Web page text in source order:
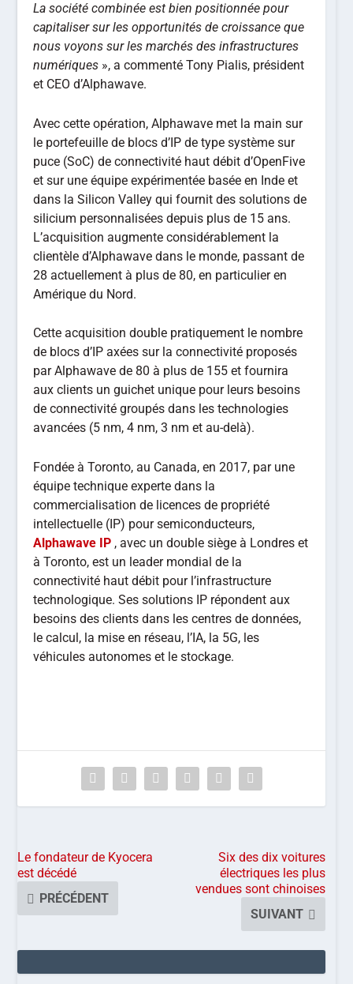
La société combinée est bien positionnée pour
capitaliser sur les opportunités de croissance que
nous voyons sur les marchés des infrastructures
numériques », a commenté Tony Pialis, président
et CEO d’Alphawave.
Avec cette opération, Alphawave met la main sur
le portefeuille de blocs d’IP de type système sur
puce (SoC) de connectivité haut débit d’OpenFive
et sur une équipe expérimentée basée en Inde et
dans la Silicon Valley qui fournit des solutions de
silicium personnalisées depuis plus de 15 ans.
L’acquisition augmente considérablement la
clientèle d’Alphawave dans le monde, passant de
28 actuellement à plus de 80, en particulier en
Amérique du Nord.
Cette acquisition double pratiquement le nombre
de blocs d’IP axées sur la connectivité proposés
par Alphawave de 80 à plus de 155 et fournira
aux clients un guichet unique pour leurs besoins
de connectivité groupés dans les technologies
avancées (5 nm, 4 nm, 3 nm et au-delà).
Fondée à Toronto, au Canada, en 2017, par une
équipe technique experte dans la
commercialisation de licences de propriété
intellectuelle (IP) pour semiconducteurs,
Alphawave IP , avec un double siège à Londres et
à Toronto, est un leader mondial de la
connectivité haut débit pour l’infrastructure
technologique. Ses solutions IP répondent aux
besoins des clients dans les centres de données,
le calcul, la mise en réseau, l’IA, la 5G, les
véhicules autonomes et le stockage.
Le fondateur de Kyocera
est décédé
PRÉCÉDENT
Six des dix voitures
électriques les plus
vendues sont chinoises
SUIVANT